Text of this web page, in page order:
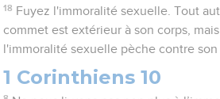
18 Fuyez l'immoralité sexuelle. Tout
commet est extérieur à son corps,
l'immoralité sexuelle pèche contre son
1 Corinthiens 10